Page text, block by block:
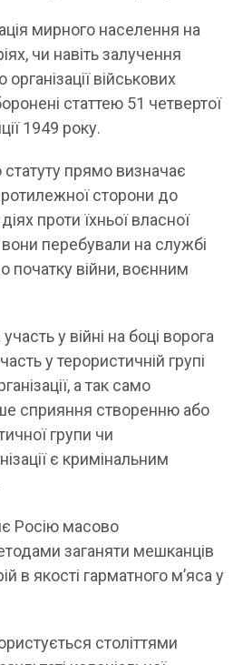
мирного населення на
чи навіть залучення
військових
статтею 51 четвертої
1949 року.
прямо визначає
сторони до
проти їхньої власної
вони перебували на службі
початку війни, воєнним
у війні на боці ворога
у терористичній групі
а так само
сприяння створенню або
групи чи
є кримінальним
Росію масово
заганяти мешканців
в якості гарматного м’яса у
століттями